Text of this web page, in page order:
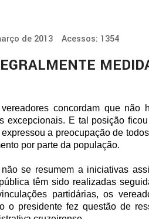
de 2013 Acessos: 1354
concordam que não
excepcionais. E tal posição
a preocupação de
por parte da população.
se resumem a iniciativas
têm sido realizadas
partidárias, os
o presidente fez questão de